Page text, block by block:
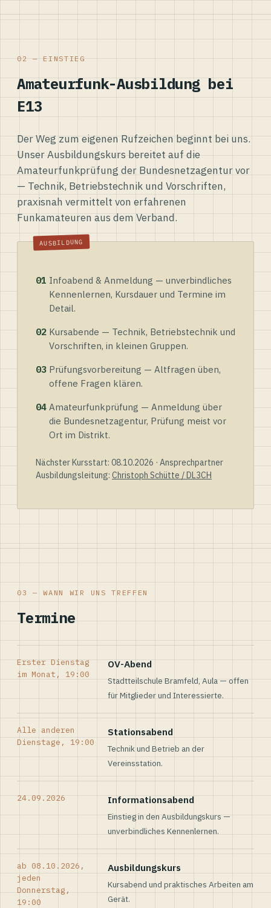
02 — EINSTIEG
Amateurfunk-Ausbildung bei
E13
Der Weg zum eigenen Rufzeichen beginnt bei uns.
Unser Ausbildungskurs bereitet auf die
Amateurfunkprüfung der Bundesnetzagentur vor
— Technik, Betriebstechnik und Vorschriften,
praxisnah vermittelt von erfahrenen
Funkamateuren aus dem Verband.
01 Infoabend & Anmeldung — unverbindliches
Kennenlernen, Kursdauer und Termine im
Detail.
02 Kursabende — Technik, Betriebstechnik und
Vorschriften, in kleinen Gruppen.
03 Prüfungsvorbereitung — Altfragen üben,
offene Fragen klären.
04 Amateurfunkprüfung — Anmeldung über
die Bundesnetzagentur, Prüfung meist vor
Ort im Distrikt.
Nächster Kursstart: 08.10.2026 · Ansprechpartner
Ausbildungsleitung: Christoph Schütte / DL3CH
03 — WANN WIR UNS TREFFEN
Termine
Erster Dienstag
im Monat, 19:00
OV-Abend
Stadtteilschule Bramfeld, Aula — offen
für Mitglieder und Interessierte.
Alle anderen
Dienstage, 19:00
Stationsabend
Technik und Betrieb an der
Vereinsstation.
24.09.2026 Informationsabend
Einstieg in den Ausbildungskurs —
unverbindliches Kennenlernen.
ab 08.10.2026,
jeden
Donnerstag,
19:00
Ausbildungskurs
Kursabend und praktisches Arbeiten am
Gerät.